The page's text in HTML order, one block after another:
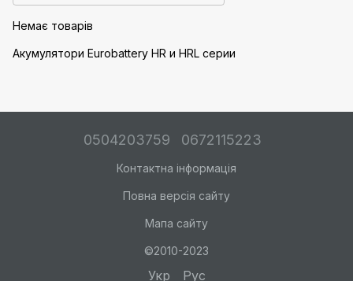
Немає товарів
Акумулятори Eurobattery HR и HRL серии
0504203759 0672115223
Контактна інформація
Повна версія сайту
Мапа сайту
©2010-2023
Укр Рус